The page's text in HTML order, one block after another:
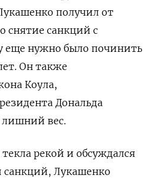
получил от
снятие санкций с
еще нужно было починить
Он также
Коула,
Дональда
лишний вес.
рекой и обсуждался
санкций, Лукашенко